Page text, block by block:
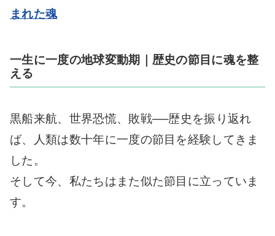
まれた魂
一生に一度の地球変動期｜歴史の節目に魂を整
える
黒船来航、世界恐慌、敗戦──歴史を振り返れ
ば、人類は数十年に一度の節目を経験してきま
した。
そして今、私たちはまた似た節目に立っていま
す。